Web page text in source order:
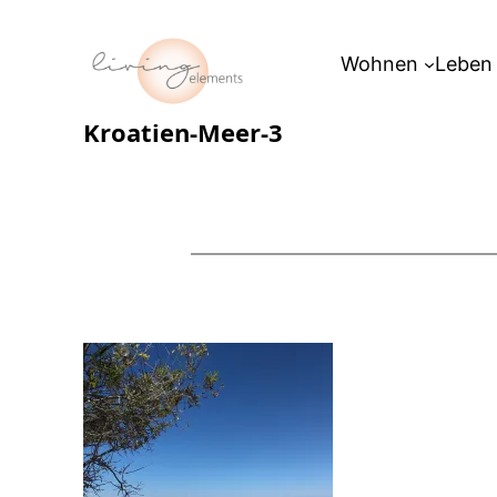
Wohnen Leben
Kroatien-Meer-3